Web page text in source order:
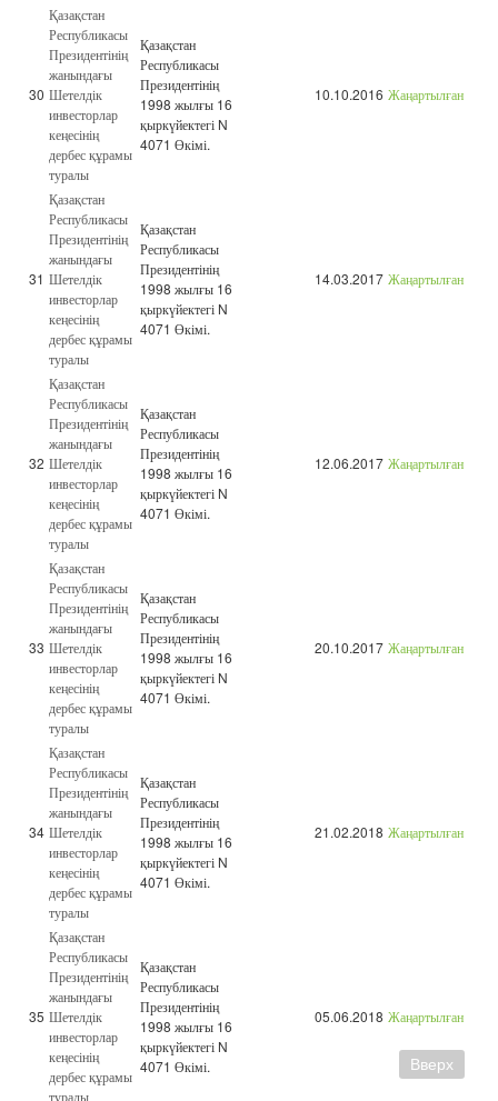
30
Қазақстан
Республикасы
Президентінің
жанындағы
Шетелдік
инвесторлар
кеңесінің
дербес құрамы
туралы
Қазақстан
Республикасы
Президентінің
1998 жылғы 16
қыркүйектегі N
4071 Өкімі.
10.10.2016 Жаңартылған
31
Қазақстан
Республикасы
Президентінің
жанындағы
Шетелдік
инвесторлар
кеңесінің
дербес құрамы
туралы
Қазақстан
Республикасы
Президентінің
1998 жылғы 16
қыркүйектегі N
4071 Өкімі.
14.03.2017 Жаңартылған
32
Қазақстан
Республикасы
Президентінің
жанындағы
Шетелдік
инвесторлар
кеңесінің
дербес құрамы
туралы
Қазақстан
Республикасы
Президентінің
1998 жылғы 16
қыркүйектегі N
4071 Өкімі.
12.06.2017 Жаңартылған
33
Қазақстан
Республикасы
Президентінің
жанындағы
Шетелдік
инвесторлар
кеңесінің
дербес құрамы
туралы
Қазақстан
Республикасы
Президентінің
1998 жылғы 16
қыркүйектегі N
4071 Өкімі.
20.10.2017 Жаңартылған
34
Қазақстан
Республикасы
Президентінің
жанындағы
Шетелдік
инвесторлар
кеңесінің
дербес құрамы
туралы
Қазақстан
Республикасы
Президентінің
1998 жылғы 16
қыркүйектегі N
4071 Өкімі.
21.02.2018 Жаңартылған
35
Қазақстан
Республикасы
Президентінің
жанындағы
Шетелдік
инвесторлар
кеңесінің
дербес құрамы
туралы
Қазақстан
Республикасы
Президентінің
1998 жылғы 16
қыркүйектегі N
4071 Өкімі.
05.06.2018 Жаңартылған
Вверх